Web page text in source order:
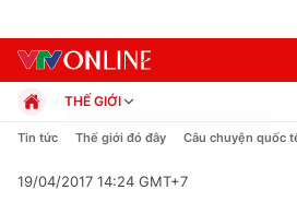
THẾ GIỚI
Chính trị
Pháp luật
Tin tức Thế giới đó đây Câu chuyện quốc
19/04/2017 14:24 GMT+7